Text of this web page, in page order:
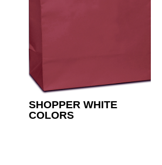
SHOPPER WHITE
COLORS